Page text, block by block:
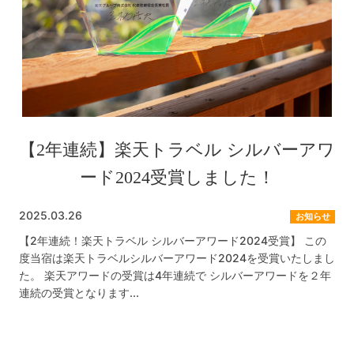
【2年連続】楽天トラベル シルバーアワ
ード2024受賞しました！
2025.03.26 お知らせ
【2年連続！楽天トラベル シルバーアワード2024受賞】 この
度当宿は楽天トラベルシルバーアワード2024を受賞いたしまし
た。 楽天アワードの受賞は4年連続で シルバーアワードを２年
連続の受賞となります...